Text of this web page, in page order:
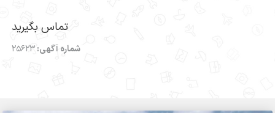
تماس بگیرید
شماره آگهی:25623